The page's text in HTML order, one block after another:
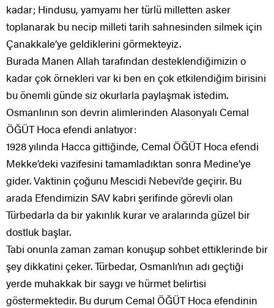
kadar; Hindusu, yamyamı her türlü milletten asker
toplanarak bu necip milleti tarih sahnesinden silmek için
Çanakkale’ye geldiklerini görmekteyiz.
Burada Manen Allah tarafından desteklendiğimizin o
kadar çok örnekleri var ki ben en çok etkilendiğim birisini
bu önemli günde siz okurlarla paylaşmak istedim.
Osmanlının son devrin alimlerinden Alasonyalı Cemal
ÖĞÜT Hoca efendi anlatıyor:
1928 yılında Hacca gittiğinde, Cemal ÖĞÜT Hoca efendi
Mekke’deki vazifesini tamamladıktan sonra Medine’ye
gider. Vaktinin çoğunu Mescidi Nebevi’de geçirir. Bu
arada Efendimizin SAV kabri şerifinde görevli olan
Türbedarla da bir yakınlık kurar ve aralarında güzel bir
dostluk başlar.
Tabi onunla zaman zaman konuşup sohbet ettiklerinde bir
şey dikkatini çeker. Türbedar, Osmanlı’nın adı geçtiği
yerde muhakkak bir saygı ve hürmet belirtisi
göstermektedir. Bu durum Cemal ÖĞÜT Hoca efendinin